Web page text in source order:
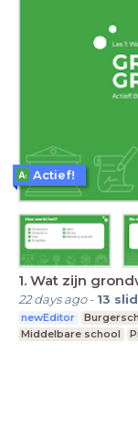
1. Wat zijn
22 days ago- 13
newEditor
Middelbare school
Actief!